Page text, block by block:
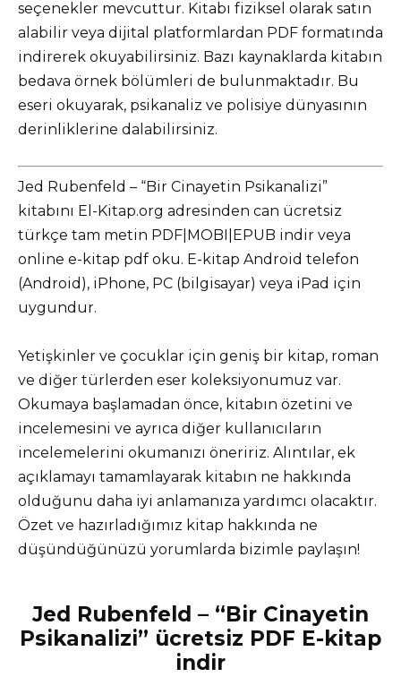
seçenekler mevcuttur. Kitabı fiziksel olarak satın
alabilir veya dijital platformlardan PDF formatında
indirerek okuyabilirsiniz. Bazı kaynaklarda kitabın
bedava örnek bölümleri de bulunmaktadır. Bu
eseri okuyarak, psikanaliz ve polisiye dünyasının
derinliklerine dalabilirsiniz.
Jed Rubenfeld – “Bir Cinayetin Psikanalizi”
kitabını El-Kitap.org adresinden can ücretsiz
türkçe tam metin PDF|MOBI|EPUB indir veya
online e-kitap pdf oku. E-kitap Android telefon
(Android), iPhone, PC (bilgisayar) veya iPad için
uygundur.
Yetişkinler ve çocuklar için geniş bir kitap, roman
ve diğer türlerden eser koleksiyonumuz var.
Okumaya başlamadan önce, kitabın özetini ve
incelemesini ve ayrıca diğer kullanıcıların
incelemelerini okumanızı öneririz. Alıntılar, ek
açıklamayı tamamlayarak kitabın ne hakkında
olduğunu daha iyi anlamanıza yardımcı olacaktır.
Özet ve hazırladığımız kitap hakkında ne
düşündüğünüzü yorumlarda bizimle paylaşın!
Jed Rubenfeld – “Bir Cinayetin
Psikanalizi” ücretsiz PDF E-kitap
indir